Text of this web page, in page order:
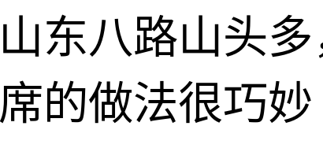
山东八路山头
席的做法很巧妙